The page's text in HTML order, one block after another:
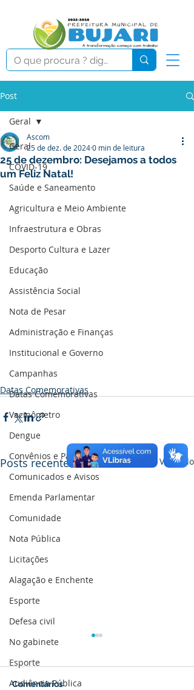
Post
Geral
COVID-19
Saúde e Saneamento
Agricultura e Meio Ambiente
Infraestrutura e Obras
Desporto Cultura e Lazer
Educação
Assistência Social
Nota de Pesar
Administração e Finanças
Institucional e Governo
Campanhas
Datas Comemorativas
Vacinômetro
Dengue
Convênios e Parcerias
Comunicados e Avisos
Emenda Parlamentar
Comunidade
Nota Pública
Licitações
Alagação e Enchente
Esporte
Defesa civil
No gabinete
Esporte
Audiência Pública
Geral
25 de dezembro: Desejamos a todos
um Feliz Natal!
Ascom
25 de dez. de 20240 min de leitura
Datas Comemorativas
Posts recentes Ver tudo
Comentários